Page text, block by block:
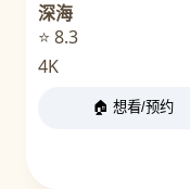
深海
⭐ 8.3
4K
🏠 想看/预约